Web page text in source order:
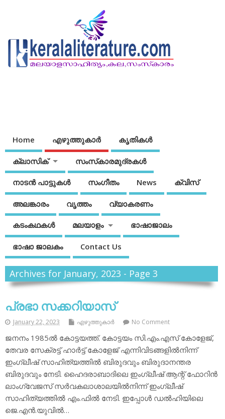
Home എഴുത്തുകാര്‍ കൃതികൾ
ക്ലാസിക് സംസ്‌കാരമുദ്രകള്‍
നാടന്‍ പാട്ടുകള്‍ സംഗീതം News ക്വിസ്
അലങ്കാരം വൃത്തം വ്യാകരണം
കടംകഥകള്‍ മലയാളം ഭാഷാജാലം
ഭാഷാ ജാലകം Contact Us
Archives for January, 2023 - Page 3
പ്രഭാ സക്കറിയാസ്
January 22, 2023 എഴുത്തുകാര്‍ No Comment
ജനനം 1985ല്‍ കോട്ടയത്ത്. കോട്ടയം സി.എം.എസ് കോളേജ്,
തേവര സേക്രട്ട് ഹാര്‍ട്ട് കോളേജ് എന്നിവിടങ്ങളില്‍നിന്ന്
ഇംഗ്ലീഷ് സാഹിത്യത്തില്‍ ബിരുദവും ബിരുദാനന്തര
ബിരുദവും നേടി. ഹൈദരാബാദിലെ ഇംഗ്ലീഷ് ആന്റ് ഫോറിന്‍
ലാംഗ്വേജസ് സര്‍വകലാശാലയില്‍നിന്ന് ഇംഗ്ലീഷ്
സാഹിത്യത്തില്‍ എം.ഫില്‍ നേടി. ഇപ്പോള്‍ ഡല്‍ഹിയിലെ
ജെ.എന്‍.യുവില്‍…